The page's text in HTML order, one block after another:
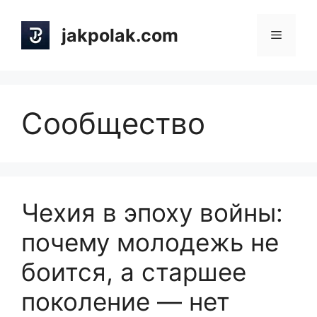
content
jakpolak.com Menu
Сообщество
Чехия в эпоху войны:
почему молодежь не
боится, а старшее
поколение — нет